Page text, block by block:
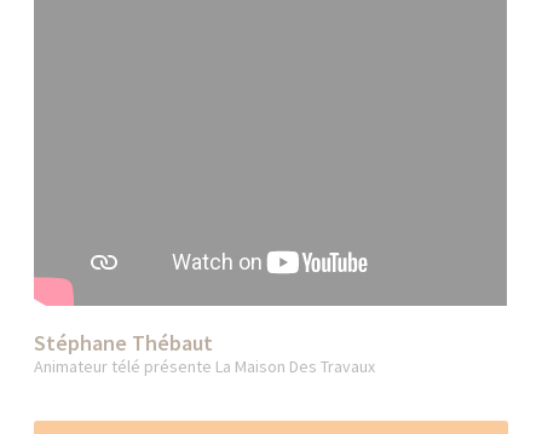
Stéphane Thébaut
Animateur télé présente La Maison Des Travaux